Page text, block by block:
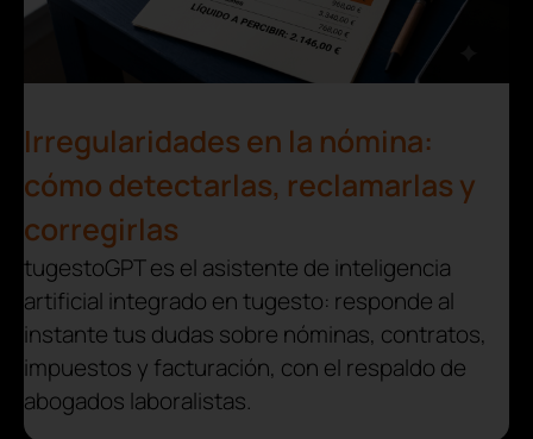
Irregularidades en la nómina:
cómo detectarlas, reclamarlas y
corregirlas
tugestoGPT es el asistente de inteligencia
artificial integrado en tugesto: responde al
instante tus dudas sobre nóminas, contratos,
impuestos y facturación, con el respaldo de
abogados laboralistas.